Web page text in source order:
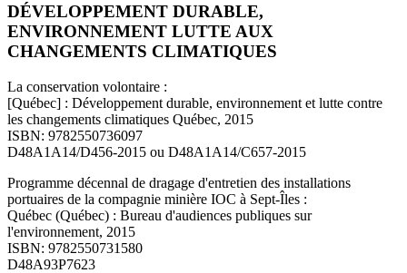
DÉVELOPPEMENT DURABLE,
ENVIRONNEMENT LUTTE AUX
CHANGEMENTS CLIMATIQUES
La conservation volontaire :
[Québec] : Développement durable, environnement et lutte contre
les changements climatiques Québec, 2015
ISBN: 9782550736097
D48A1A14/D456-2015 ou D48A1A14/C657-2015
Programme décennal de dragage d'entretien des installations
portuaires de la compagnie minière IOC à Sept-Îles :
Québec (Québec) : Bureau d'audiences publiques sur
l'environnement, 2015
ISBN: 9782550731580
D48A93P7623